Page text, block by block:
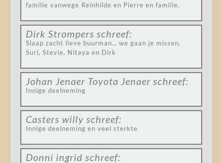
familie vanwege Reinhilde en Pierre en familie.
Dirk Strompers schreef:
Slaap zacht lieve buurman… we gaan je missen.
Suri, Stevie, Nitaya en Dirk
Johan Jenaer Toyota Jenaer schreef:
Innige deelneming
Casters willy schreef:
Innige deelneming en veel sterkte
Donni ingrid schreef: